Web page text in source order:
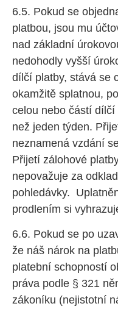
6.5. Pokud se
platbou, jsou mu
nad základní
nedohodly vyšší
dílčí platby, stává se
okamžitě splatnou,
celou nebo částí
než jeden týden.
neznamená vzdání
Přijetí zálohové
nepovažuje za
pohledávky.
prodlením si
6.6. Pokud se po
že náš nárok na
platební schopností
práva podle § 321
zákoníku (nejistotní